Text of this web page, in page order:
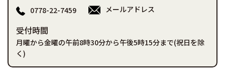
0778-22-7459 メールアドレス
受付時間
月曜から金曜の午前8時30分から午後5時15分まで(祝日を除
く)